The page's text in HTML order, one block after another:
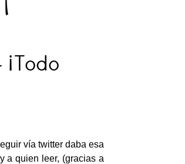
vía twitter daba esa
a quien leer, (gracias a